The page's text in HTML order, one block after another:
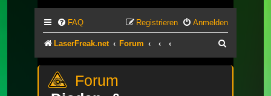
FAQ Anmelden
Registrieren
LaserFreak.net Forum